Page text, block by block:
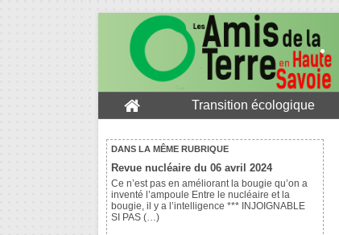
Transition écologique
DANS LA MÊME RUBRIQUE
Revue nucléaire du 06 avril 2024
Ce n’est pas en améliorant la bougie qu’on a
inventé l’ampoule Entre le nucléaire et la
bougie, il y a l’intelligence *** INJOIGNABLE
SI PAS (…)